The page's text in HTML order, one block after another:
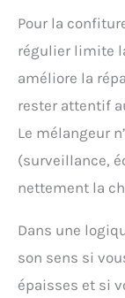
Pour la
régulier limite
améliore la
rester attentif
Le mélangeur
(surveillance,
nettement la
Dans une
son sens si
épaisses et si